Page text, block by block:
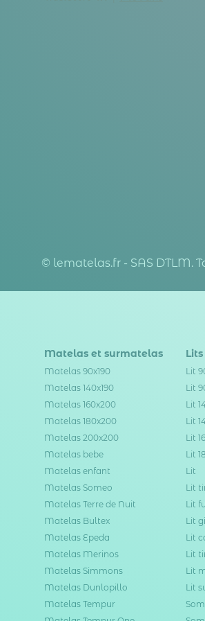
© lematelas.fr - SAS DTLM.
Matelas et surmatelas
Matelas 90x190
Matelas 140x190
Matelas 160x200
Matelas 180x200
Matelas 200x200
Matelas bebe
Matelas enfant
Matelas Someo
Matelas Terre de Nuit
Matelas Bultex
Matelas Epeda
Matelas Merinos
Matelas Simmons
Matelas Dunlopillo
Matelas Tempur
Lit
Lit
Lit
Lit
Lit
Lit
Lit
Lit
Lit
Lit
Lit
Lit
Lit
Lit